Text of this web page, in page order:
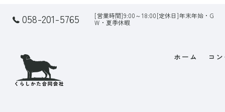
058-201-5765
[営業時間]9:00～18:00[定休日]年末年始・G
W・夏季休暇
ホーム コ